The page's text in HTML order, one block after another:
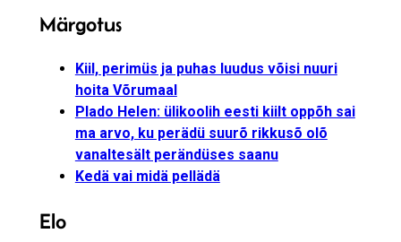
Märgotus
Kiil, perimüs ja puhas luudus võisi nuuri
hoita Võrumaal
Plado Helen: ülikoolih eesti kiilt oppõh sai
ma arvo, ku perädü suurõ rikkusõ olõ
vanaltesält perändüses saanu
Kedä vai midä pellädä
Elo